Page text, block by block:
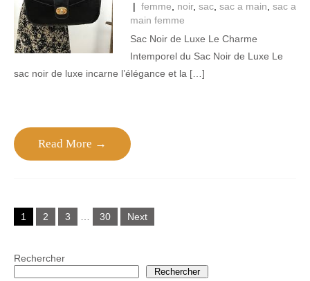
| femme noir, sac, sac a main sac a
main femme
Sac Noir de Luxe Le Charme
Intemporel du Sac Noir de Luxe Le
sac noir de luxe incarne l’élégance et la […]
Read More →
Posts
navigation
1 2 3 30 Next
Rechercher
Rechercher